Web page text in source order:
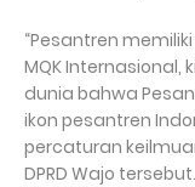
“Pesantren
MQK
dunia bahwa
ikon pesantren
percaturan
DPRD Wajo tersebut.